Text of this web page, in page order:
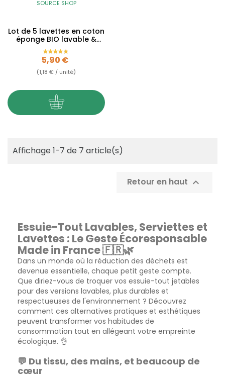
SOURCE SHOP
Lot de 5 lavettes en coton
éponge BIO lavable &
réutilisable
Prix
5,90 €
(1,18 € / unité)
Affichage 1-7 de 7 article(s)
Retour en haut 
Essuie-Tout Lavables, Serviettes et
Lavettes : Le Geste Écoresponsable
Made in France 🇫🇷🌿
Dans un monde où la réduction des déchets est
devenue essentielle, chaque petit geste compte.
Que diriez-vous de troquer vos essuie-tout jetables
pour des versions lavables, plus durables et
respectueuses de l'environnement ? Découvrez
comment ces alternatives pratiques et esthétiques
peuvent transformer vos habitudes de
consommation tout en allégeant votre empreinte
écologique. 👌
💬 Du tissu, des mains, et beaucoup de
cœur